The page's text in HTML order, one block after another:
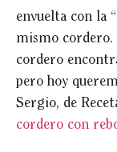
envuelta con la
mismo cordero.
cordero
pero hoy
Sergio, de
cordero con